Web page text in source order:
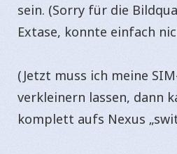
sein. (Sorry für die
Extase, konnte einfach
(Jetzt muss ich meine
verkleinern lassen, dann
komplett aufs Nexus